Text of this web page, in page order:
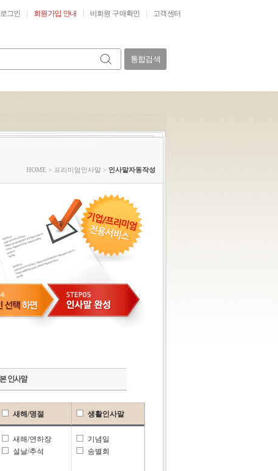
로그인 회원가입 안내 비회원 구매확인 고객센터
통합검색
HOME > 프리미엄인사말 > 인사말자동작성
새해/명절
새해/연하장
설날/추석
생활인사말
기념일
송별회